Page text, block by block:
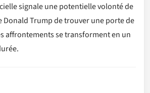
signale une potentielle volonté de
Donald Trump de trouver une porte de
affrontements se transforment en un